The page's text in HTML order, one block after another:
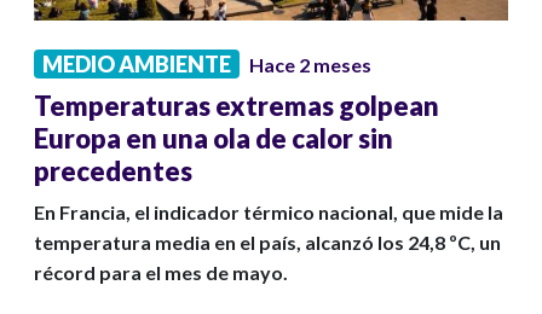
MEDIO AMBIENTE Hace 2 meses
Temperaturas extremas golpean
Europa en una ola de calor sin
precedentes
En Francia, el indicador térmico nacional, que mide la
temperatura media en el país, alcanzó los 24,8 ºC, un
récord para el mes de mayo.